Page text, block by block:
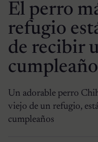
El perro
refugio
de recibir
Un adorable perro
viejo de un refugio,
cumpleaños